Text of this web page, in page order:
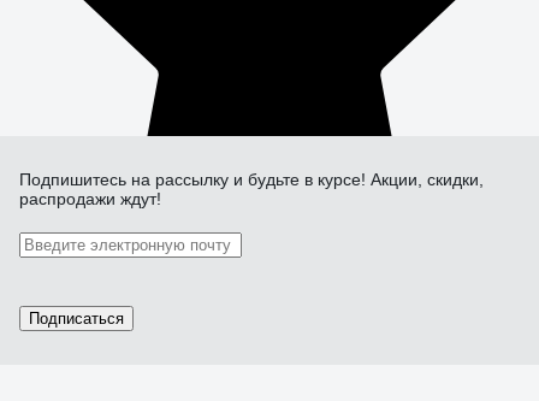
Подпишитесь на рассылку и будьте в курсе! Акции, скидки,
распродажи ждут!
Подписаться